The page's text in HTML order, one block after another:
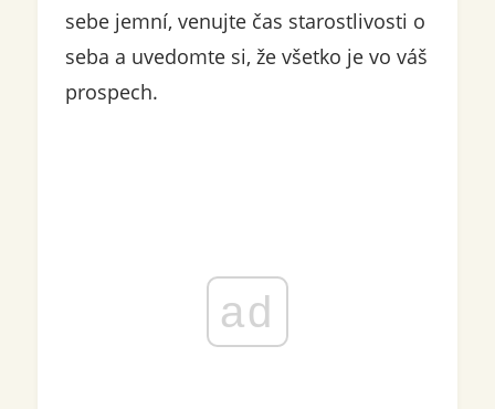
sebe jemní, venujte čas starostlivosti o
seba a uvedomte si, že všetko je vo váš
prospech.
ad